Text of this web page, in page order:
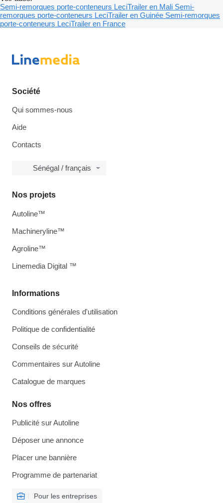
Semi-remorques porte-conteneurs LeciTrailer en Mali Semi-
remorques porte-conteneurs LeciTrailer en Guinée Semi-remorques
porte-conteneurs LeciTrailer en France
Société
Qui sommes-nous
Aide
Contacts
Sénégal / français
Informations
Conditions générales d'utilisation
Politique de confidentialité
Conseils de sécurité
Commentaires sur Autoline
Catalogue de marques
Nos offres
Publicité sur Autoline
Déposer une annonce
Placer une bannière
Programme de partenariat
Pour les entreprises
Nos projets
Autoline™
Machineryline™
Agroline™
Linemedia Digital ™